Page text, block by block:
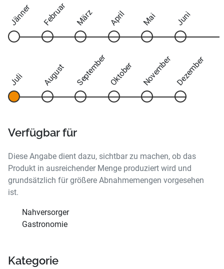
Jänner Februar März April Mai Juni
Juli August September Oktober November Dezember
Verfügbar für
Diese Angabe dient dazu, sichtbar zu machen, ob das
Produkt in ausreichender Menge produziert wird und
grundsätzlich für größere Abnahmemengen vorgesehen
ist.
Nahversorger
Gastronomie
Kategorie